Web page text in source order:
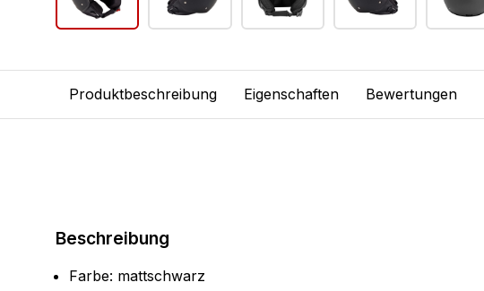
Produktbeschreibung Eigenschaften Bewertungen
Beschreibung
Farbe: mattschwarz